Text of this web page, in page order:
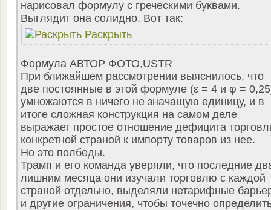
нарисовал формулу с греческими буквами.
Выглядит она солидно. Вот так:
Раскрыть
Формула АВТОР ФОТО,USTR
При ближайшем рассмотрении выяснилось, что
две постоянные в этой формуле (ε = 4 и φ =
умножаются в ничего не значащую единицу, и в
итоге сложная конструкция на самом деле
выражает простое отношение дефицита
конкретной страной к импорту товаров из нее.
Но это полбеды.
Трамп и его команда уверяли, что последние
лишним месяца они изучали торговлю с каждой
страной отдельно, выделяли нетарифные
и другие ограничения, чтобы точечно